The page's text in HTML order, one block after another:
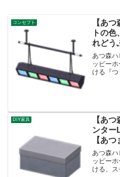
コンセプト
【あ
トの
れどう
あつ森
ッピー
ける『つ
DIY家具
【あ
ンター
【あ
あつ森
ッピー
ける、ス